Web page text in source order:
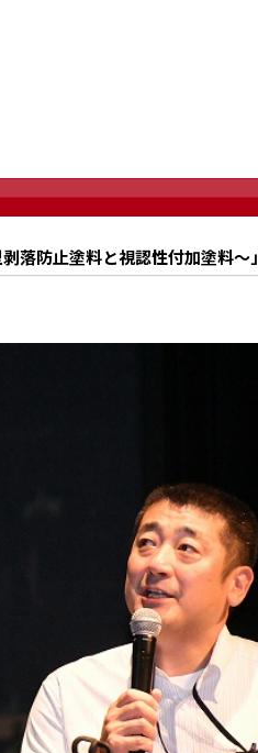
落防止塗料と視認性付加塗料～」